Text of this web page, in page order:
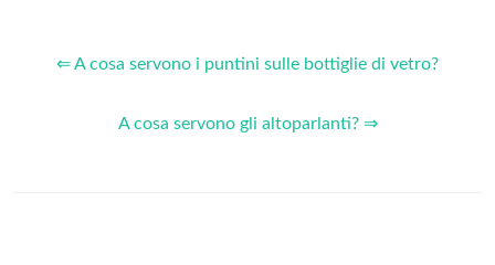
⇐ A cosa servono i puntini sulle bottiglie di vetro?
A cosa servono gli altoparlanti? ⇒